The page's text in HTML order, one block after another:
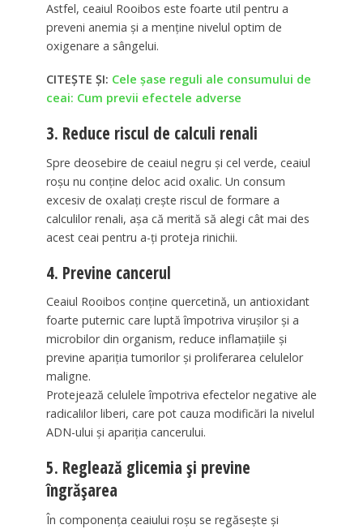
Astfel, ceaiul Rooibos este foarte util pentru a
preveni anemia și a menține nivelul optim de
oxigenare a sângelui.
CITEȘTE ȘI: Cele şase reguli ale consumului de
ceai: Cum previi efectele adverse
3. Reduce riscul de calculi renali
Spre deosebire de ceaiul negru și cel verde, ceaiul
roșu nu conține deloc acid oxalic. Un consum
excesiv de oxalați crește riscul de formare a
calculilor renali, așa că merită să alegi cât mai des
acest ceai pentru a-ți proteja rinichii.
4. Previne cancerul
Ceaiul Rooibos conține quercetină, un antioxidant
foarte puternic care luptă împotriva virușilor și a
microbilor din organism, reduce inflamațiile și
previne apariția tumorilor și proliferarea celulelor
maligne.
Protejează celulele împotriva efectelor negative ale
radicalilor liberi, care pot cauza modificări la nivelul
ADN-ului și apariția cancerului.
5. Reglează glicemia și previne
îngrășarea
În componența ceaiului roșu se regăsește și